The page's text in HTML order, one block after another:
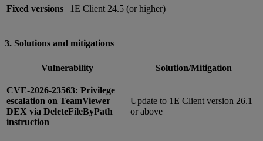
Fixed versions 1E Client 24.5 (or higher)
3. Solutions and mitigations
Vulnerability Solution/Mitigation
CVE-2026-23563: Privilege
escalation on TeamViewer
DEX via DeleteFileByPath
instruction
Update to 1E Client version 26.1
or above